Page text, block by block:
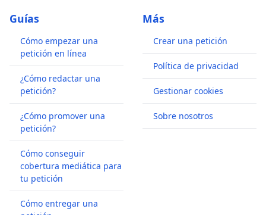
Guías
Cómo empezar una
petición en línea
¿Cómo redactar una
petición?
¿Cómo promover una
petición?
Cómo conseguir
cobertura mediática para
tu petición
Cómo entregar una
Más
Crear una petición
Política de privacidad
Gestionar cookies
Sobre nosotros